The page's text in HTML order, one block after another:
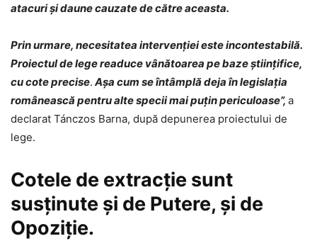
atacuri şi daune cauzate de către aceasta.
Prin urmare, necesitatea intervenţiei este incontestabilă.
Proiectul de lege readuce vânătoarea pe baze ştiinţifice,
cu cote precise. Aşa cum se întâmplă deja în legislaţia
românească pentru alte specii mai puţin periculoase”, a
declarat Tánczos Barna, după depunerea proiectului de
lege.
Cotele de extracție sunt
susținute și de Putere, și de
Opoziție.